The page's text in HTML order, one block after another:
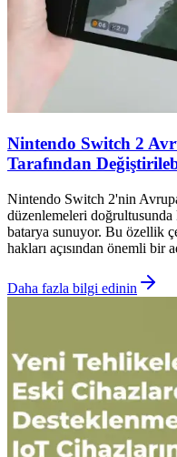
Nintendo Switch 2
Tarafından
Nintendo Switch 2'nin
düzenlemeleri doğrultusunda
batarya sunuyor. Bu özellik
hakları açısından önemli bir
Daha fazla bilgi edinin